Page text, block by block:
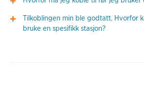
Tilkoblingen min ble godtatt. Hvorfor
bruke en spesifikk stasjon?